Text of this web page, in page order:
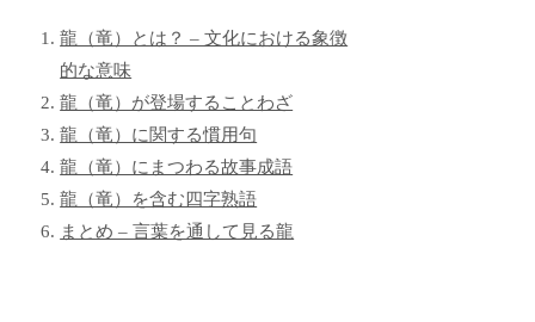
龍（竜）とは？ – 文化における象徴
的な意味
龍（竜）が登場することわざ
龍（竜）に関する慣用句
龍（竜）にまつわる故事成語
龍（竜）を含む四字熟語
まとめ – 言葉を通して見る龍